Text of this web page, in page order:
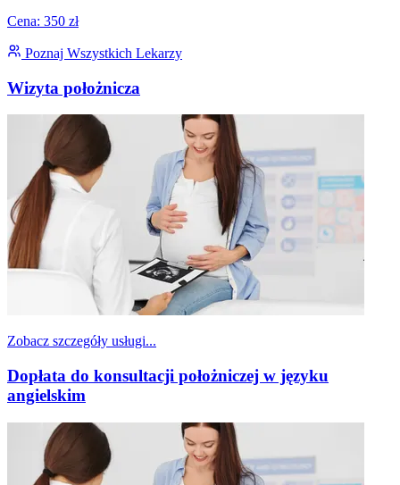
Cena: 350 zł
Poznaj Wszystkich Lekarzy
Wizyta położnicza
Zobacz szczegóły usługi...
Dopłata do konsultacji położniczej w języku
angielskim